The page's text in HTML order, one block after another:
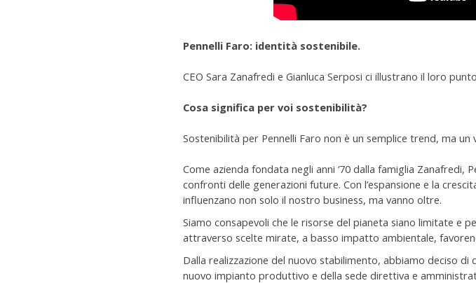
Pennelli Faro: identità sostenibile.
CEO Sara Zanafredi e Gianluca Serposi ci illustrano il loro
Cosa significa per voi sostenibilità?
Sostenibilità per Pennelli Faro non è un semplice trend, ma un
Come azienda fondata negli anni ‘70 dalla famiglia
confronti delle generazioni future. Con l’espansione e la
influenzano non solo il nostro business, ma vanno oltre.
Siamo consapevoli che le risorse del pianeta siano limitate e
attraverso scelte mirate, a basso impatto ambientale,
Dalla realizzazione del nuovo stabilimento, abbiamo deciso
nuovo impianto produttivo e della sede direttiva e